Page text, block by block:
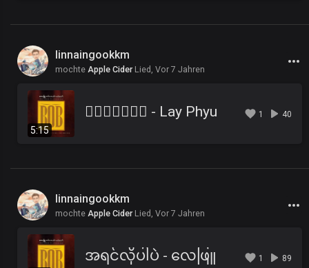
linnaingookkm
mochte Apple CiderLied, Vor 7 Jahren
5:15
၀ိေရာဓိ - Lay Phyu 1 40
linnaingookkm
mochte Apple CiderLied, Vor 7 Jahren
အရင်လိုပါပဲ - လေဖြူ 1 89